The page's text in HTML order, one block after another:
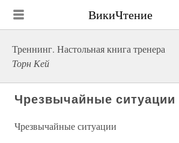
ВикиЧтение
Треннинг. Настольная книга тренера
Торн Кей
Чрезвычайные ситуации
Чрезвычайные ситуации